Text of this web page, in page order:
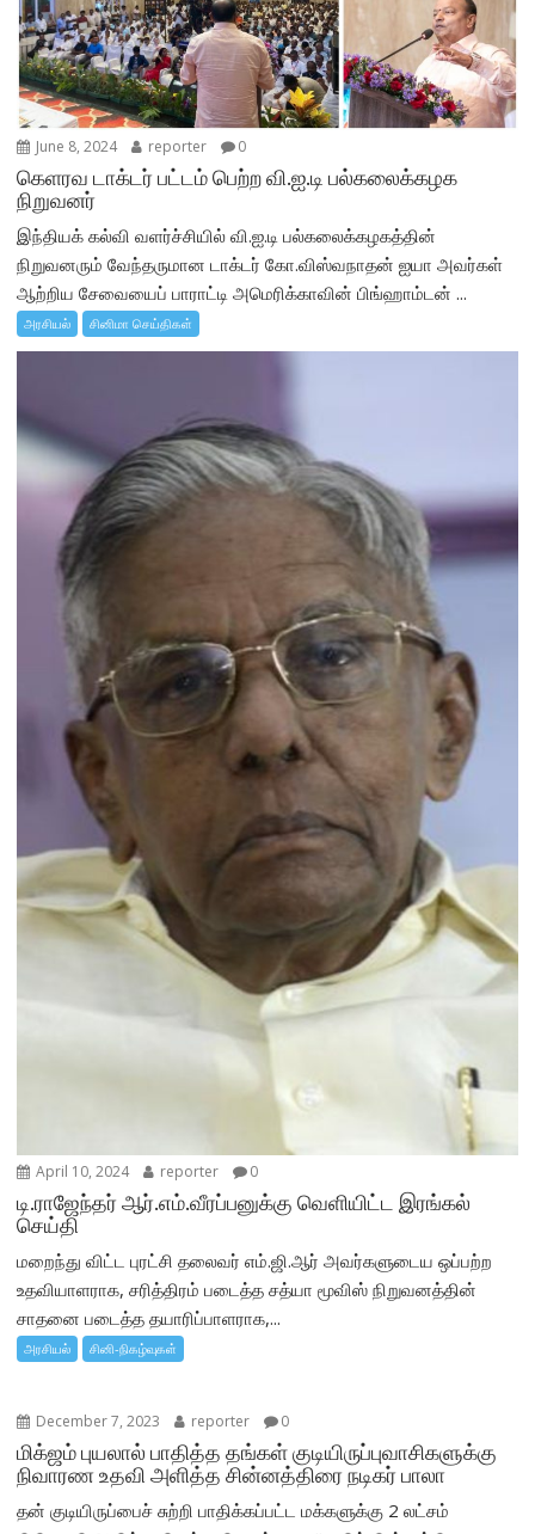
June 8, 2024 reporter 0
கெளரவ டாக்டர் பட்டம் பெற்ற வி.ஐ.டி பல்கலைக்கழக
நிறுவனர்
இந்தியக் கல்வி வளர்ச்சியில் வி.ஐ.டி பல்கலைக்கழகத்தின்
நிறுவனரும் வேந்தருமான டாக்டர் கோ.விஸ்வநாதன் ஐயா அவர்கள்
ஆற்றிய சேவையைப் பாராட்டி அமெரிக்காவின் பிங்ஹாம்டன் ...
அரசியல் சினிமா செய்திகள்
April 10, 2024 reporter 0
டி.ராஜேந்தர் ஆர்.எம்.வீரப்பனுக்கு வெளியிட்ட இரங்கல்
செய்தி
மறைந்து விட்ட புரட்சி தலைவர் எம்.ஜி.ஆர் அவர்களுடைய ஒப்பற்ற
உதவியாளராக, சரித்திரம் படைத்த சத்யா மூவிஸ் நிறுவனத்தின்
சாதனை படைத்த தயாரிப்பாளராக,...
அரசியல் சினி-நிகழ்வுகள்
December 7, 2023 reporter 0
மிக்ஜம் புயலால் பாதித்த தங்கள் குடியிருப்புவாசிகளுக்கு
நிவாரண உதவி அளித்த சின்னத்திரை நடிகர் பாலா
தன் குடியிருப்பைச் சுற்றி பாதிக்கப்பட்ட மக்களுக்கு 2 லட்சம்